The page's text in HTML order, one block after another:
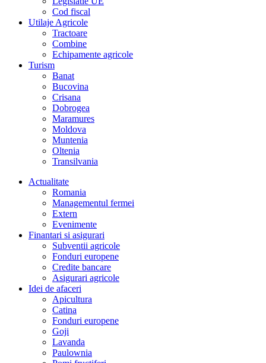
Cod fiscal
Utilaje Agricole
Tractoare
Combine
Echipamente agricole
Turism
Banat
Bucovina
Crisana
Dobrogea
Maramures
Moldova
Muntenia
Oltenia
Transilvania
Actualitate
Romania
Managementul fermei
Extern
Evenimente
Finantari si asigurari
Subventii agricole
Fonduri europene
Credite bancare
Asigurari agricole
Idei de afaceri
Apicultura
Catina
Fonduri europene
Goji
Lavanda
Paulownia